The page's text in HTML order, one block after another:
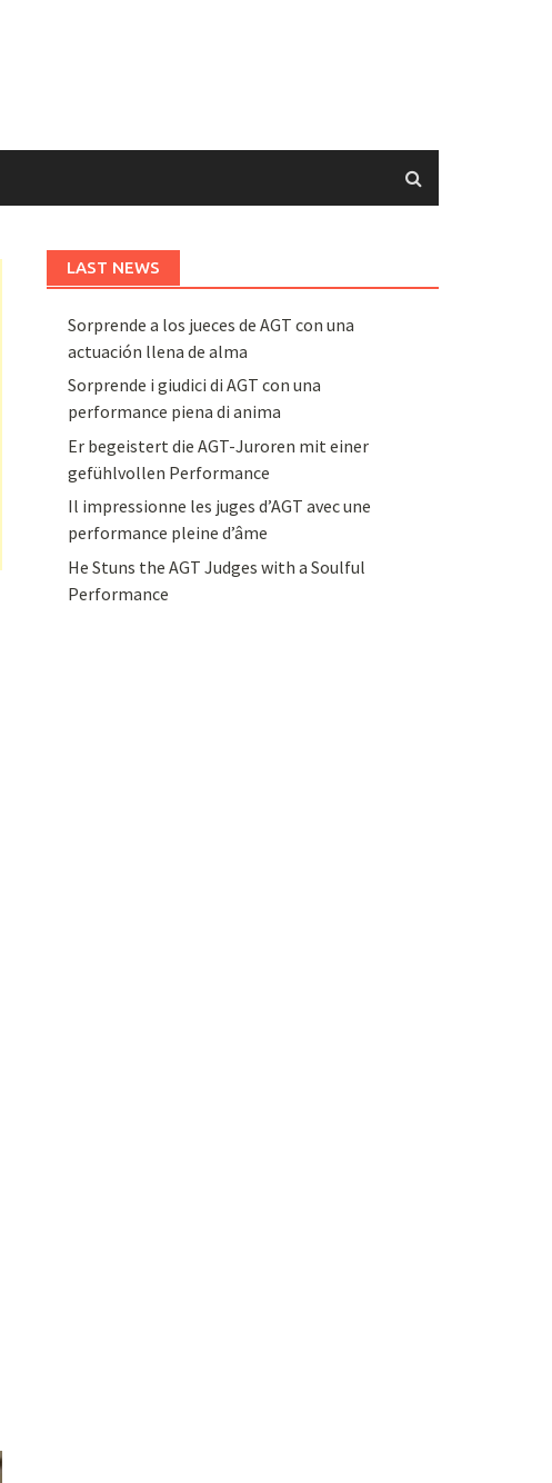
LAST NEWS
Sorprende a los jueces de AGT con una
actuación llena de alma
Sorprende i giudici di AGT con una
performance piena di anima
Er begeistert die AGT-Juroren mit einer
gefühlvollen Performance
Il impressionne les juges d’AGT avec une
performance pleine d’âme
He Stuns the AGT Judges with a Soulful
Performance